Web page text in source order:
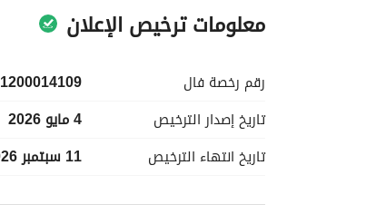
معلومات ترخيص الإعلان
رقم رخصة فال
1200014109
تاريخ إصدار الترخيص
4 مايو 2026
تاريخ انتهاء الترخيص 11 سبتمبر 2026